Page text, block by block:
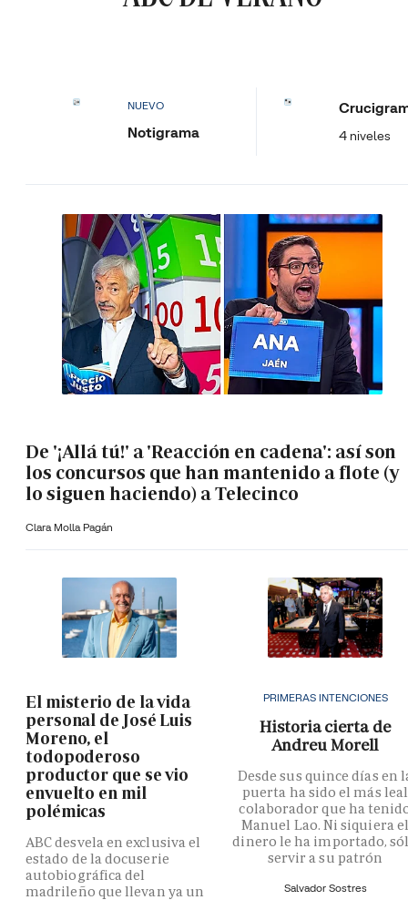
NUEVO
Notigrama 4 niveles
De '¡Allá tú!' a 'Reacción en cadena': así son
los concursos que han mantenido a flote (y
lo siguen haciendo) a Telecinco
Clara Molla Pagán
El misterio de la vida
personal de José Luis
Moreno, el
todopoderoso
productor que se vio
envuelto en mil
polémicas
ABC desvela en exclusiva el
estado de la docuserie
autobiográfica del
madrileño que llevan ya un
PRIMERAS INTENCIONES
Historia cierta de
Andreu Morell
Desde sus quince días en
puerta ha sido el más leal
colaborador que ha
Manuel Lao. Ni siquiera
dinero le ha importado,
servir a su patrón
Salvador Sostres